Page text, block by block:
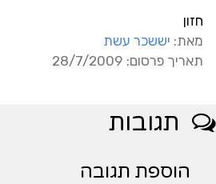
חזון
מאת: יששכר עשת
תאריך פרסום: 28/7/2009
תגובות
הוספת תגובה